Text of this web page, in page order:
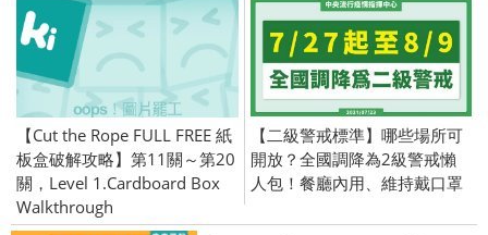
【Cut the Rope FULL FREE 紙
板盒破解攻略】第11關～第20
關，Level 1.Cardboard Box
Walkthrough
【二級警戒標準】哪些場所可
開放？全國調降為2級警戒懶
人包！餐廳內用、維持戴口罩